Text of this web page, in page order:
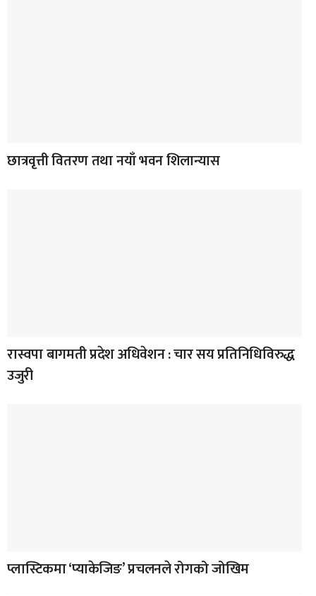
छात्रवृत्ती वितरण तथा नयाँ भवन शिलान्यास
रास्वपा बागमती प्रदेश अधिवेशन : चार सय प्रतिनिधिविरुद्ध
उजुरी
प्लास्टिकमा ‘प्याकेजिङ’ प्रचलनले रोगको जोखिम